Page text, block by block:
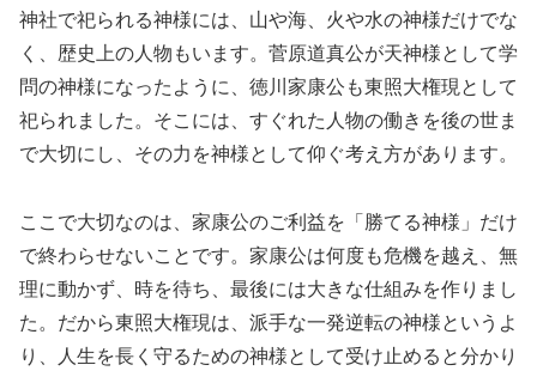
神社で祀られる神様には、山や海、火や水の神様だけでな
く、歴史上の人物もいます。菅原道真公が天神様として学
問の神様になったように、徳川家康公も東照大権現として
祀られました。そこには、すぐれた人物の働きを後の世ま
で大切にし、その力を神様として仰ぐ考え方があります。
ここで大切なのは、家康公のご利益を「勝てる神様」だけ
で終わらせないことです。家康公は何度も危機を越え、無
理に動かず、時を待ち、最後には大きな仕組みを作りまし
た。だから東照大権現は、派手な一発逆転の神様というよ
り、人生を長く守るための神様として受け止めると分かり